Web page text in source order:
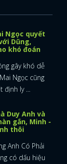
Ngọc quyết
Dũng,
khó đoán
gây khó dễ
Ngọc cũng
định ly ...
Duy Anh và
gắn, Minh -
thôi
Anh Có Phải
có dấu hiệu